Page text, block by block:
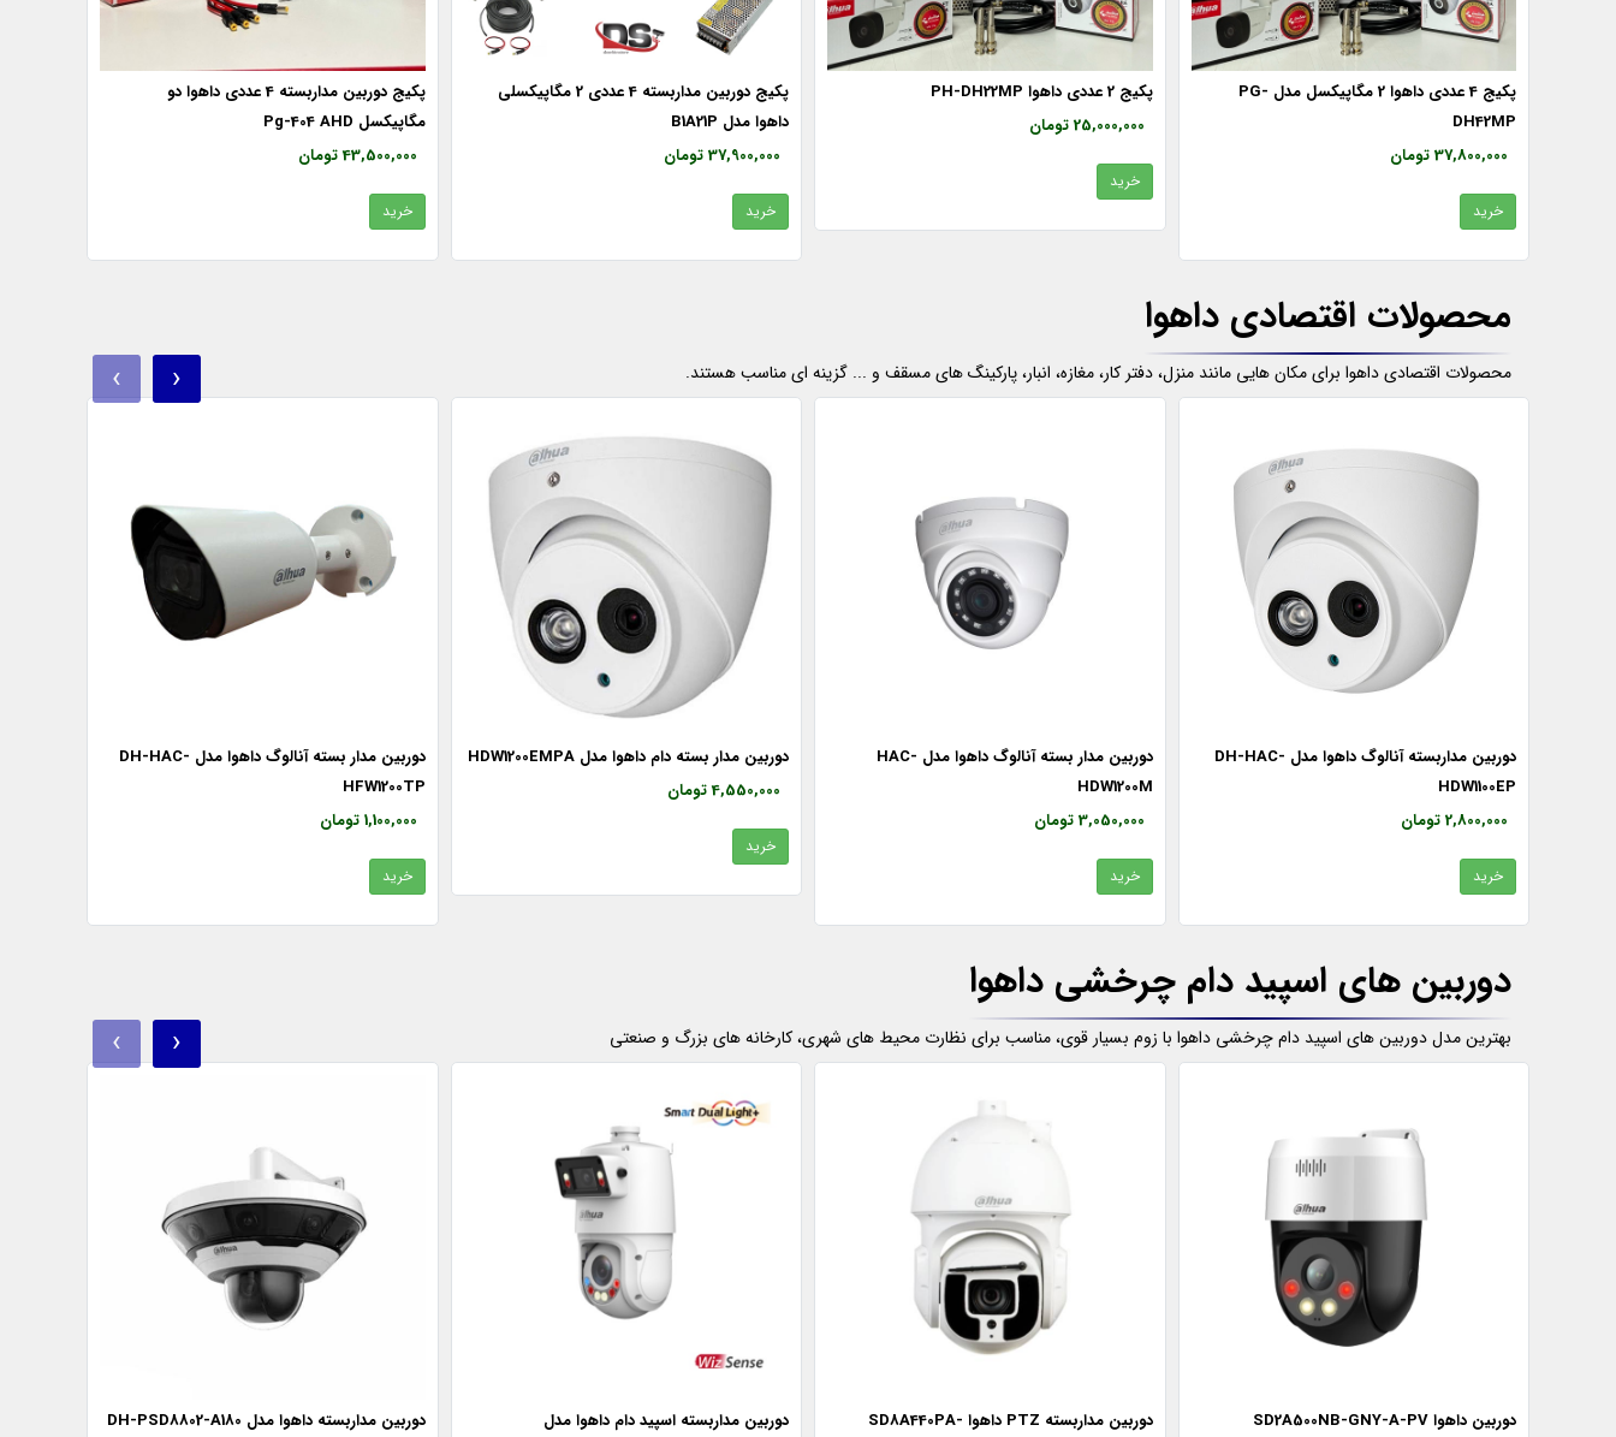
پکیج دوربین مداربسته 4 عددی داهوا دو
مگاپیکسل Pg-404 AHD
43,500,000 تومان
خرید
پکیج دوربین مداربسته 4 عددی 2 مگاپیکسلی
داهوا مدل B1A21P
37,900,000 تومان
خرید
پکیج 2 عددی داهوا PH-DH22MP
25,000,000 تومان
خرید
پکیج 4 عددی داهوا 2 مگاپیکسل مدل PG-
DH42MP
37,800,000 تومان
خرید
محصولات اقتصادی داهوا
محصولات اقتصادی داهوا برای مکان هایی مانند منزل، دفتر کار، مغازه، انبار، پارکینگ های مسقف و ... گزینه ای مناسب هستند.
دوربین مدار بسته آنالوگ داهوا مدل DH-HAC-
HFW1200TP
1,100,000 تومان
خرید
دوربین مدار بسته دام داهوا مدل HDW1200EMPA
4,550,000 تومان
خرید
دوربین مدار بسته آنالوگ داهوا مدل HAC-
HDW1200M
3,050,000 تومان
خرید
دوربین مداربسته آنالوگ داهوا مدل DH-HAC-
HDW1100EP
2,800,000 تومان
خرید
‹ ›
دوربین های اسپید دام چرخشی داهوا
بهترین مدل دوربین های اسپید دام چرخشی داهوا با زوم بسیار قوی، مناسب برای نظارت محیط های شهری، کارخانه های بزرگ و صنعتی
دوربین مداربسته داهوا مدل DH-PSD8802-A180
دوربین مداربسته اسپید دام داهوا مدل
دوربین مداربسته PTZ داهوا SD8A440PA-
دوربین داهوا SD2A500NB-GNY-A-PV
‹ ›